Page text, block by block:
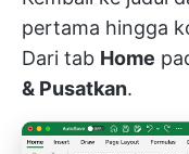
pertama hingga
Dari tab Home
& Pusatkan.